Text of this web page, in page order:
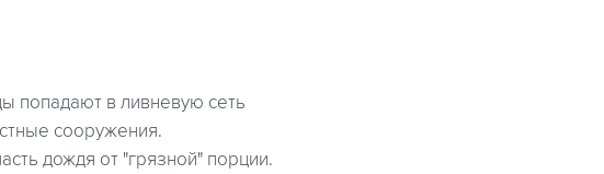
попадают в ливневую сеть
сооружения.
дождя от "грязной" порции.